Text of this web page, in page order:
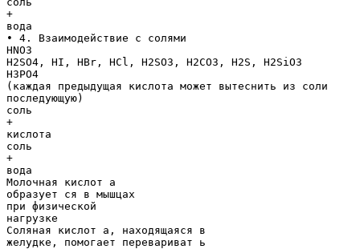
+
вода
• 4. Взаимодействие с солями
HNO3
H2SO4, HI, HBr, HCl, H2SO3, H2CO3, H2S, H2SiO3
H3PO4
(каждая предыдущая кислота может вытеснить из соли
последующую)
соль
+
кислота
соль
+
вода
Молочная кислот а
образует ся в мышцах
при физической
нагрузке
Соляная кислот а, находящаяся в
желудке, помогает перевариват ь